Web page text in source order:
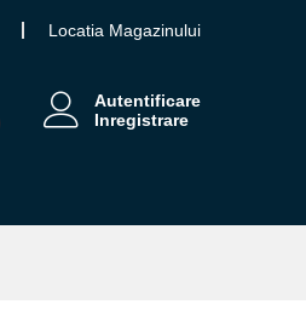
Locatia Magazinului
Autentificare
Inregistrare